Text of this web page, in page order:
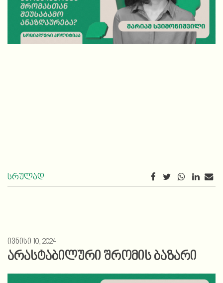
სრულად
ივნისი 10, 2024
არასტაბილური შრომის ბაზარი